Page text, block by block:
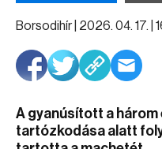
Borsodihír | 2026. 04. 17. |
A gyanúsított a három
tartózkodása alatt